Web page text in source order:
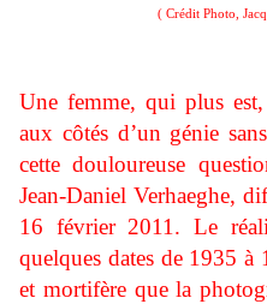
( Crédit Photo,
Une femme, qui plus
aux côtés d’un génie
cette douloureuse
Jean-Daniel Verhaeghe,
16 février 2011. Le
quelques dates de 1935 à
et mortifère que la